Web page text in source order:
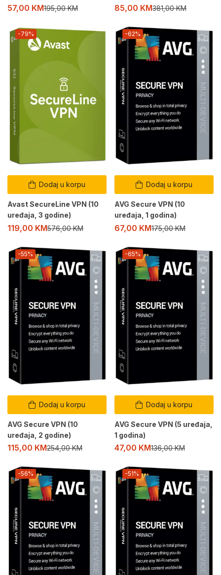
57,00 KM195,00KM 85,00 KM381,00KM
Dodaj u korpu
-79%
Avast SecureLine VPN (10
uređaja, 3 godine)
119,00 KM576,00KM
Dodaj u korpu
-62%
AVG Secure VPN (10
uređaja, 1 godina)
67,00 KM175,00KM
Dodaj u korpu
-55%
AVG Secure VPN (10
uređaja, 2 godine)
115,00 KM254,00KM
Dodaj u korpu
-65%
AVG Secure VPN (5 uređaja,
1 godina)
47,00 KM136,00KM
-56% -51%